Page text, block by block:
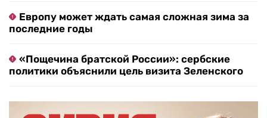
Европу может ждать самая сложная зима за
последние годы
«Пощечина братской России»: сербские
политики объяснили цель визита Зеленского